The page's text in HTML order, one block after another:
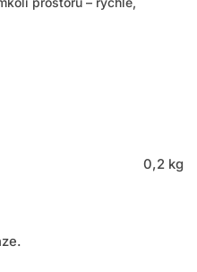
0,2 kg